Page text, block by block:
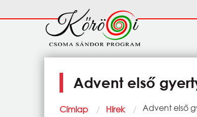
Fő
navigáció
Advent első
Morzsa
Címlap Hírek Current:
Advent első